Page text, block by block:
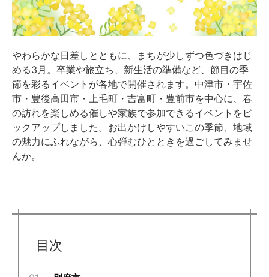
やわらかな日差しとともに、まちが少しずつ色づきはじ
める3月。卒業や旅立ち、新生活の準備など、節目の季
節を彩るイベントが各地で開催されます。中津市・宇佐
市・豊後高田市・上毛町・吉富町・豊前市を中心に、春
の訪れを楽しめる催しや家族で参加できるイベントをピ
ックアップしました。お出かけしやすいこの季節、地域
の魅力にふれながら、心弾むひとときを過ごしてみませ
んか。
目次